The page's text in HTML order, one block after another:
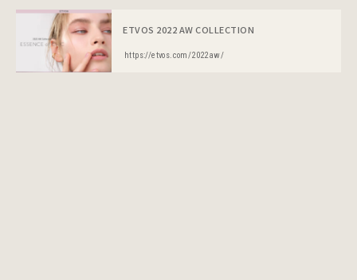
ETVOS 2022 AW COLLECTION
https://etvos.com/2022aw/